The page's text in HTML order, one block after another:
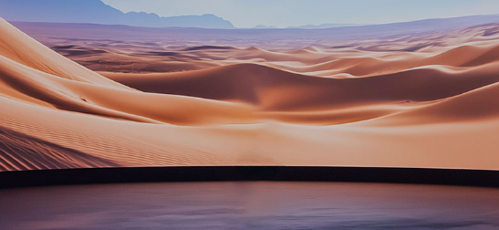
黑精灵系列-COB 卫士系列 领航员系列 蓝精灵系列-
演播室解决方案
教育显示解决方案
创意显示解决方案
企业
商业显示
演播室
教育